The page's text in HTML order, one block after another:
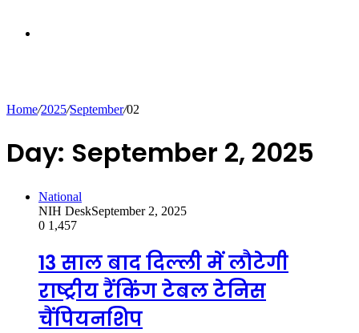
Article
Home/2025/September/02
Day: September 2, 2025
National
NIH DeskSeptember 2, 2025
0 1,457
13 साल बाद दिल्ली में लौटेगी
राष्ट्रीय रैंकिंग टेबल टेनिस
चैंपियनशिप